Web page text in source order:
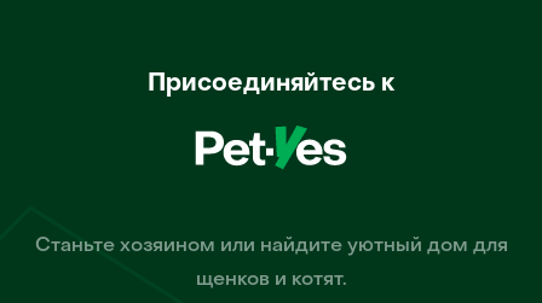
Присоединяйтесь к
Станьте хозяином или найдите уютный дом для
щенков и котят.